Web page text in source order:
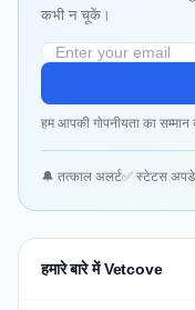
कभी न चूकें।
हम आपकी गोपनीयता का
🔔 तत्काल अलर्ट✅ स्टेटस
हमारे बारे में Vetcove